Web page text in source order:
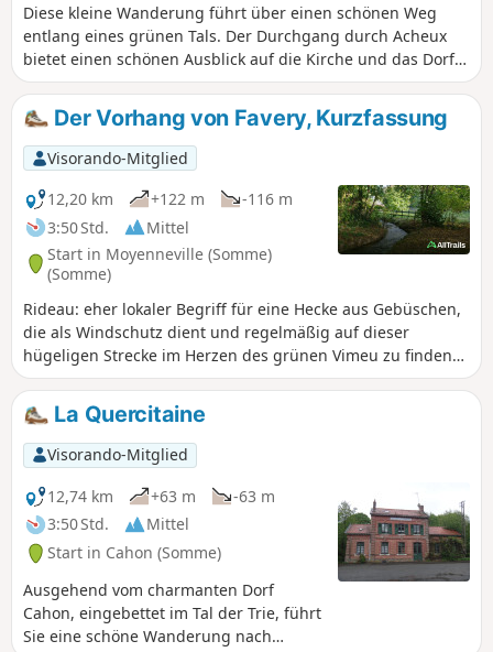
Diese kleine Wanderung führt über einen schönen Weg
entlang eines grünen Tals. Der Durchgang durch Acheux
bietet einen schönen Ausblick auf die Kirche und das Dorf.
Auf dem Plateau reicht der Blick bis ins Somme-Tal.
Der Vorhang von Favery, Kurzfassung
Visorando-Mitglied
12,20 km
+122 m
-116 m
3:50 Std.
Mittel
Start in Moyenneville (Somme)
(Somme)
Rideau: eher lokaler Begriff für eine Hecke aus Gebüschen,
die als Windschutz dient und regelmäßig auf dieser
hügeligen Strecke im Herzen des grünen Vimeu zu finden
ist. Schöne Abschnitte am Ufer der Trie und ihre Furt in der
Nähe des Herrenhauses von Chaussoy, die man unbedingt
bewundern sollte, bevor man einen schönen Aufstieg im
Unterholz in Angriff nimmt. Diese Strecke ist vom
Departement markiert, diese Version ist verkürzt.
La Quercitaine
Visorando-Mitglied
12,74 km
+63 m
-63 m
3:50 Std.
Mittel
Start in Cahon (Somme)
Ausgehend vom charmanten Dorf
Cahon, eingebettet im Tal der Trie, führt
Sie eine schöne Wanderung nach